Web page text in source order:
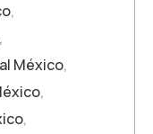
,
,
México,
,
,